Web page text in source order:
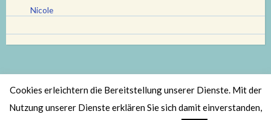
Nicole
Stolz bereitgestellt von WordPress |
Theme: Scratchpad von
Cookies erleichtern die Bereitstellung unserer Dienste. Mit der
Nutzung unserer Dienste erklären Sie sich damit einverstanden,